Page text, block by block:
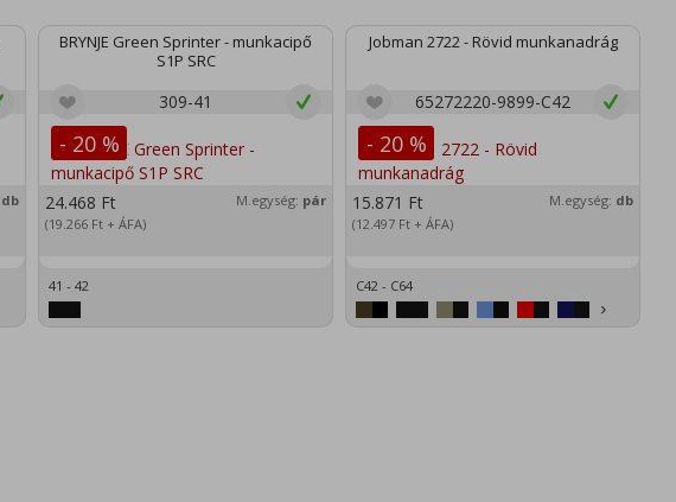
db
BRYNJE Green Sprinter - munkacipő
S1P SRC
309-41
- 20 %
24.468 Ft
(19.266 Ft + ÁFA)
M.egység: pár
41 - 42
Jobman 2722 - Rövid munkanadrág
65272220-9899-C42
- 20 %
15.871 Ft
(12.497 Ft + ÁFA)
M.egység: db
C42 - C64